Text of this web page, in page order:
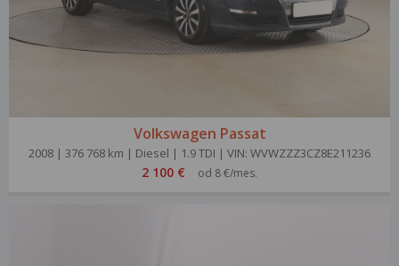
Volkswagen Passat
2008 | 376 768 km | Diesel | 1.9 TDI | VIN: WVWZZZ3CZ8E211236
2 100 € od 8 €/mes.